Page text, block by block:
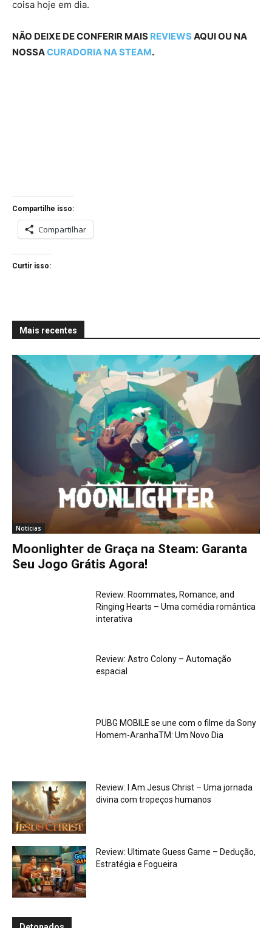
coisa hoje em dia.
NÃO DEIXE DE CONFERIR MAIS REVIEWS AQUI OU NA
NOSSACURADORIA NA STEAM.
Compartilhe isso:
Compartilhar
Curtir isso:
Mais recentes
Notícias
Moonlighter de Graça na Steam: Garanta
Seu Jogo Grátis Agora!
Review: Roommates, Romance, and
Ringing Hearts – Uma comédia romântica
interativa
Review: Astro Colony – Automação
espacial
PUBG MOBILE se une com o filme da Sony
Homem-AranhaTM: Um Novo Dia
Review: I Am Jesus Christ – Uma jornada
divina com tropeços humanos
Review: Ultimate Guess Game – Dedução,
Estratégia e Fogueira